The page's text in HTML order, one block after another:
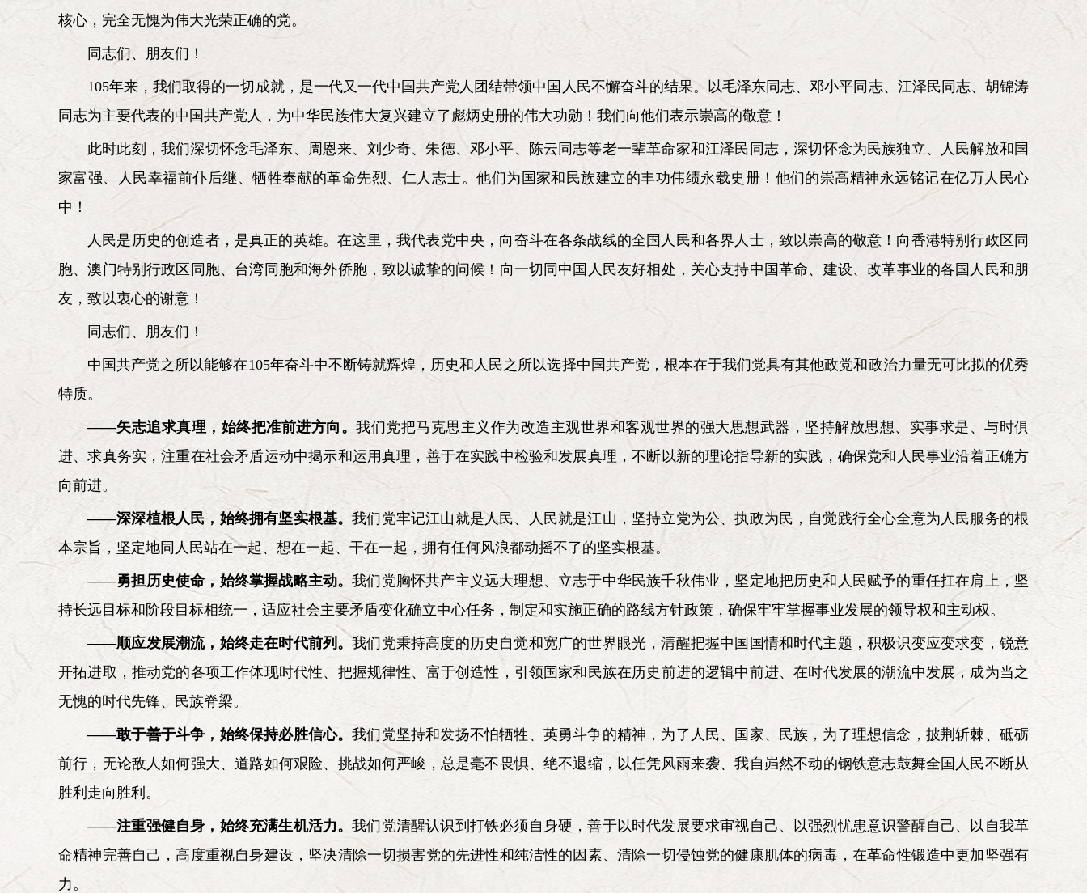
核心，完全无愧为伟大光荣正确的党。
同志们、朋友们！
105年来，我们取得的一切成就，是一代又一代中国共产党人团结带领中国人民不懈奋斗的结果。以毛泽东同志、邓小平同志、江泽民同志、胡锦涛
同志为主要代表的中国共产党人，为中华民族伟大复兴建立了彪炳史册的伟大功勋！我们向他们表示崇高的敬意！
此时此刻，我们深切怀念毛泽东、周恩来、刘少奇、朱德、邓小平、陈云同志等老一辈革命家和江泽民同志，深切怀念为民族独立、人民解放和国
家富强、人民幸福前仆后继、牺牲奉献的革命先烈、仁人志士。他们为国家和民族建立的丰功伟绩永载史册！他们的崇高精神永远铭记在亿万人民心
中！
人民是历史的创造者，是真正的英雄。在这里，我代表党中央，向奋斗在各条战线的全国人民和各界人士，致以崇高的敬意！向香港特别行政区同
胞、澳门特别行政区同胞、台湾同胞和海外侨胞，致以诚挚的问候！向一切同中国人民友好相处，关心支持中国革命、建设、改革事业的各国人民和朋
友，致以衷心的谢意！
同志们、朋友们！
中国共产党之所以能够在105年奋斗中不断铸就辉煌，历史和人民之所以选择中国共产党，根本在于我们党具有其他政党和政治力量无可比拟的优秀
特质。
——矢志追求真理，始终把准前进方向。我们党把马克思主义作为改造主观世界和客观世界的强大思想武器，坚持解放思想、实事求是、与时俱
进、求真务实，注重在社会矛盾运动中揭示和运用真理，善于在实践中检验和发展真理，不断以新的理论指导新的实践，确保党和人民事业沿着正确方
向前进。
——深深植根人民，始终拥有坚实根基。我们党牢记江山就是人民、人民就是江山，坚持立党为公、执政为民，自觉践行全心全意为人民服务的根
本宗旨，坚定地同人民站在一起、想在一起、干在一起，拥有任何风浪都动摇不了的坚实根基。
——勇担历史使命，始终掌握战略主动。我们党胸怀共产主义远大理想、立志于中华民族千秋伟业，坚定地把历史和人民赋予的重任扛在肩上，坚
持长远目标和阶段目标相统一，适应社会主要矛盾变化确立中心任务，制定和实施正确的路线方针政策，确保牢牢掌握事业发展的领导权和主动权。
——顺应发展潮流，始终走在时代前列。我们党秉持高度的历史自觉和宽广的世界眼光，清醒把握中国国情和时代主题，积极识变应变求变，锐意
开拓进取，推动党的各项工作体现时代性、把握规律性、富于创造性，引领国家和民族在历史前进的逻辑中前进、在时代发展的潮流中发展，成为当之
无愧的时代先锋、民族脊梁。
——敢于善于斗争，始终保持必胜信心。我们党坚持和发扬不怕牺牲、英勇斗争的精神，为了人民、国家、民族，为了理想信念，披荆斩棘、砥砺
前行，无论敌人如何强大、道路如何艰险、挑战如何严峻，总是毫不畏惧、绝不退缩，以任凭风雨来袭、我自岿然不动的钢铁意志鼓舞全国人民不断从
胜利走向胜利。
——注重强健自身，始终充满生机活力。我们党清醒认识到打铁必须自身硬，善于以时代发展要求审视自己、以强烈忧患意识警醒自己、以自我革
命精神完善自己，高度重视自身建设，坚决清除一切损害党的先进性和纯洁性的因素、清除一切侵蚀党的健康肌体的病毒，在革命性锻造中更加坚强有
力。